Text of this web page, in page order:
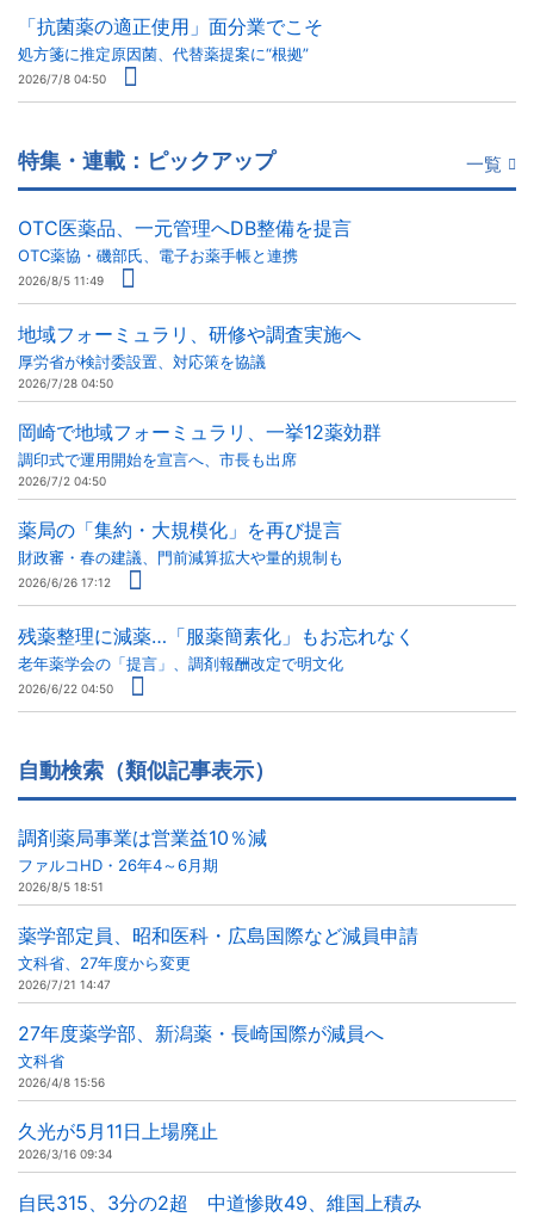
「抗菌薬の適正使用」面分業でこそ
処方箋に推定原因菌、代替薬提案に“根拠”
2026/7/8 04:50
特集・連載：ピックアップ 一覧
OTC医薬品、一元管理へDB整備を提言
OTC薬協・磯部氏、電子お薬手帳と連携
2026/8/5 11:49
地域フォーミュラリ、研修や調査実施へ
厚労省が検討委設置、対応策を協議
2026/7/28 04:50
岡崎で地域フォーミュラリ、一挙12薬効群
調印式で運用開始を宣言へ、市長も出席
2026/7/2 04:50
薬局の「集約・大規模化」を再び提言
財政審・春の建議、門前減算拡大や量的規制も
2026/6/26 17:12
残薬整理に減薬…「服薬簡素化」もお忘れなく
老年薬学会の「提言」、調剤報酬改定で明文化
2026/6/22 04:50
自動検索（類似記事表示）
調剤薬局事業は営業益10％減
ファルコHD・26年4～6月期
2026/8/5 18:51
薬学部定員、昭和医科・広島国際など減員申請
文科省、27年度から変更
2026/7/21 14:47
27年度薬学部、新潟薬・長崎国際が減員へ
文科省
2026/4/8 15:56
久光が5月11日上場廃止
2026/3/16 09:34
自民315、3分の2超 中道惨敗49、維国上積み